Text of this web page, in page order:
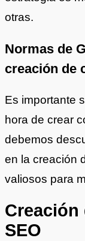
otras.
Normas de
creación de
Es importante
hora de crear
debemos
en la creación
valiosos para
SEO